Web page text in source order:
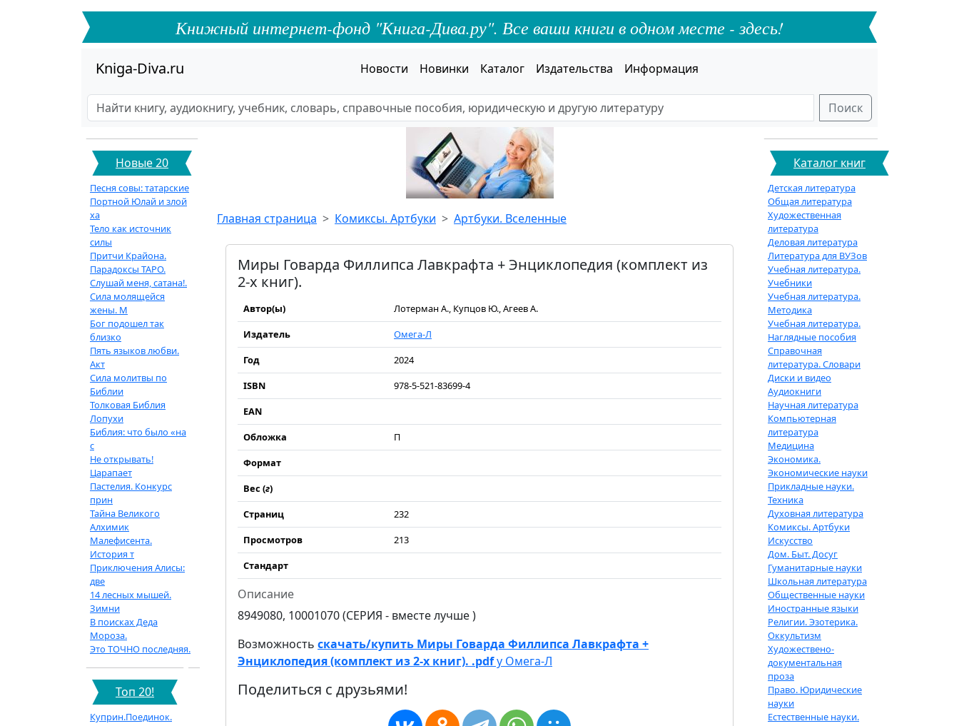
Книжный интернет-фонд "Книга-Дива.ру". Все ваши книги в одном месте - здесь!
Kniga-Diva.ru Новости Новинки Каталог Издательства Информация
Поиск
Новые 20
Песня совы: татарские
Портной Юлай и злой
ха
Тело как источник
силы
Притчи Крайона.
Парадоксы ТАРО.
Слушай меня, сатана!.
Сила молящейся
жены. М
Бог подошел так
близко
Пять языков любви.
Акт
Сила молитвы по
Библии
Толковая Библия
Лопухи
Библия: что было «на
с
Не открывать!
Царапает
Пастелия. Конкурс
прин
Тайна Великого
Алхимик
Малефисента.
История т
Приключения Алисы:
две
14 лесных мышей.
Зимни
В поисках Деда
Мороза.
Это ТОЧНО последняя.
Топ 20!
Куприн.Поединок.
Главная страница Комиксы. Артбуки Артбуки. Вселенные
Миры Говарда Филлипса Лавкрафта + Энциклопедия (комплект из
2-х книг).
Автор(ы)
Лотерман А., Купцов Ю., Агеев А.
Издатель
Омега-Л
Год
2024
ISBN
978-5-521-83699-4
EAN
Обложка
П
Формат
Вес (г)
Страниц
232
Просмотров
213
Стандарт
Описание
8949080, 10001070 (СЕРИЯ - вместе лучше )
Возможность скачать/купить Миры Говарда Филлипса Лавкрафта +
Энциклопедия (комплект из 2-х книг). .pdfу Омега-Л
Поделиться с друзьями!
Каталог книг
Детская литература
Общая литература
Художественная
литература
Деловая литература
Литература для ВУЗов
Учебная литература.
Учебники
Учебная литература.
Методика
Учебная литература.
Наглядные пособия
Справочная
литература. Словари
Диски и видео
Аудиокниги
Научная литература
Компьютерная
литература
Медицина
Экономика.
Экономические науки
Прикладные науки.
Техника
Духовная литература
Комиксы. Артбуки
Искусство
Дом. Быт. Досуг
Гуманитарные науки
Школьная литература
Общественные науки
Иностранные языки
Религии. Эзотерика.
Оккультизм
Художествено-
документальная
проза
Право. Юридические
науки
Естественные науки.